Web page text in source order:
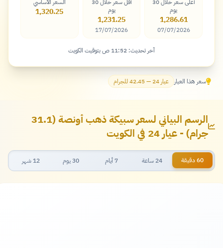
أعلى سعر خلال 30
يوم
1,286.61
07/07/2026
أقل سعر خلال 30
يوم
1,231.25
17/07/2026
السعر الأساسي
1,320.25
آخر تحديث: 11:52 ص بتوقيت الكويت
سعر هذا العيار عيار 24 — 42.45 للجرام
الرسم البياني لسعر سبيكة ذهب أونصة (31.1
جرام) - عيار 24 في الكويت
60 دقيقة 24 ساعة 7 أيام 30 يوم 12 شهر